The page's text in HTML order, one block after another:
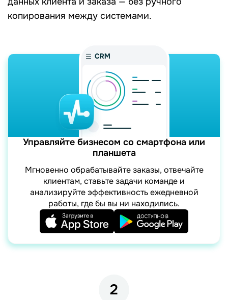
копирования между системами.
Управляйте бизнесом со смартфона или
планшета
Мгновенно обрабатывайте заказы, отвечайте
клиентам, ставьте задачи команде и
анализируйте эффективность ежедневной
работы, где бы вы ни находились.
2